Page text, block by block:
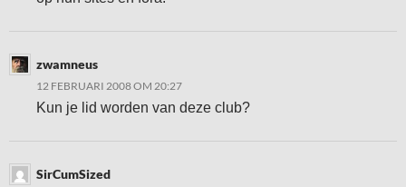
zwamneus
12 FEBRUARI 2008 OM 20:27
Kun je lid worden van deze club?
SirCumSized